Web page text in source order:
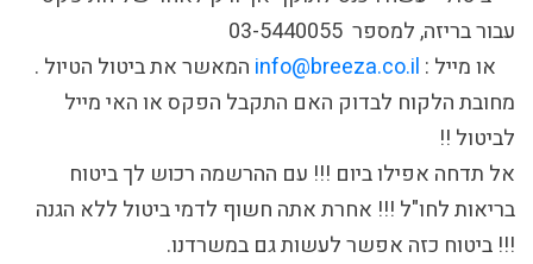
עבור בריזה, למספר 03-5440055
או מייל : info@breeza.co.il המאשר את ביטול הטיול .
מחובת הלקוח לבדוק האם התקבל הפקס או האי מייל
לביטול !!
אל תדחה אפילו ביום !!! עם ההרשמה רכוש לך ביטוח
בריאות לחו"ל !!! אחרת אתה חשוף לדמי ביטול ללא הגנה
!!! ביטוח כזה אפשר לעשות גם במשרדנו.